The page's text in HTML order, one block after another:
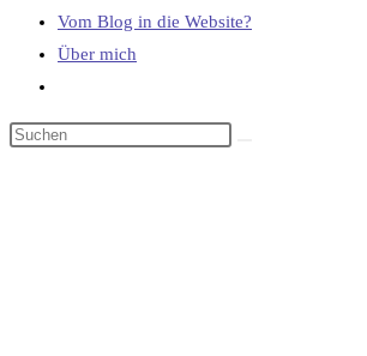
Vom Blog in die Website?
Über mich
umschalten